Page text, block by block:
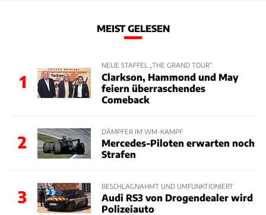
MEIST GELESEN
1
NEUE STAFFEL „THE GRAND TOUR“
Clarkson, Hammond und May
feiern überraschendes
Comeback
2
DÄMPFER IM WM-KAMPF
Mercedes-Piloten erwarten noch
Strafen
3
BESCHLAGNAHMT UND UMFUNKTIONIERT
Audi RS3 von Drogendealer wird
Polizeiauto